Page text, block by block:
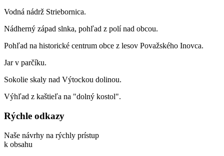
Vodná nádrž Striebornica.
Nádherný západ slnka, pohľad z polí nad obcou.
Pohľad na historické centrum obce z lesov Považského Inovca.
Jar v parčíku.
Sokolie skaly nad Výtockou dolinou.
Výhľad z kaštieľa na "dolný kostol".
Rýchle odkazy
Naše návrhy na rýchly prístup
k obsahu